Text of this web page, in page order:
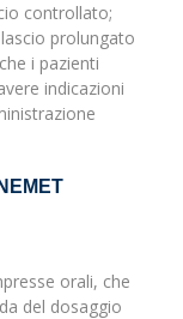
controllato;
prolungato
i pazienti
indicazioni
orali, che
del dosaggio